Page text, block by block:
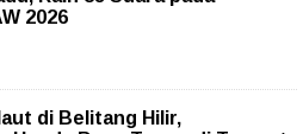
2026
di Belitang Hilir,